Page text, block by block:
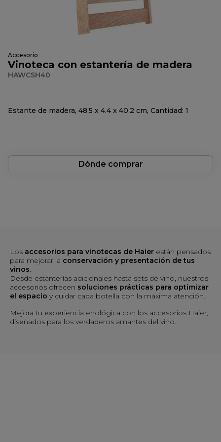
Accesorio
Vinoteca con estantería de madera
HAWCSH40
Estante de madera, 48.5 x 4.4 x 40.2 cm, Cantidad: 1
Dónde comprar
Los accesorios para vinotecas de Haier están pensados
para mejorar la conservación y presentación de tus
vinos.
Desde estanterías adicionales hasta sets de vino, nuestros
accesorios ofrecen soluciones prácticas para optimizar
el espacio y cuidar cada botella con la máxima atención.
Mejora tu experiencia enológica con los accesorios Haier,
diseñados para los verdaderos amantes del vino.